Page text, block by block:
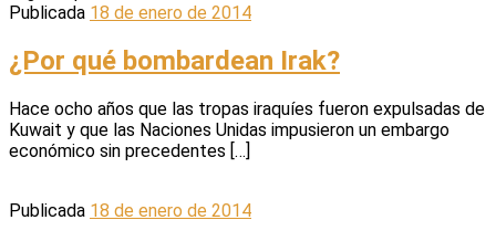
Publicada 18 de enero de 2014
¿Por qué bombardean Irak?
Hace ocho años que las tropas iraquíes fueron expulsadas de
Kuwait y que las Naciones Unidas impusieron un embargo
económico sin precedentes […]
Publicada 18 de enero de 2014